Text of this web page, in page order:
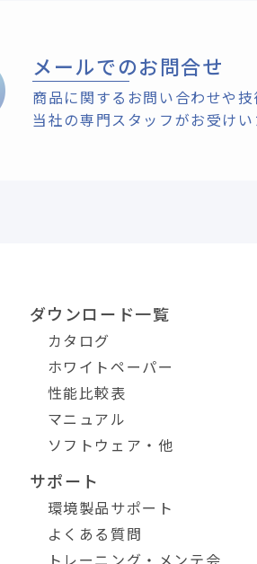
メールでのお問合せ
商品に関するお問い合わせや技
当社の専門スタッフがお受けい
ダウンロード一覧
カタログ
ホワイトペーパー
性能比較表
マニュアル
ソフトウェア・他
サポート
環境製品サポート
よくある質問
トレーニング・メンテ会